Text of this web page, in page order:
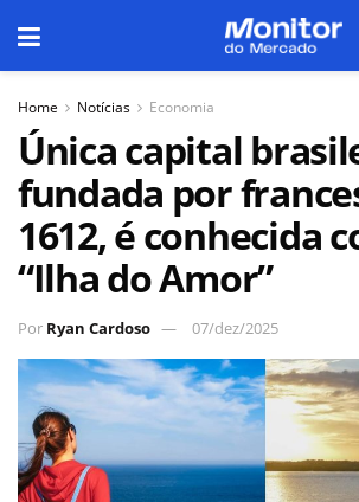
Home Notícias Economia
Única capital
fundada por
1612, é conhecida
“Ilha do Amor”
Por Ryan Cardoso 07/dez/2025